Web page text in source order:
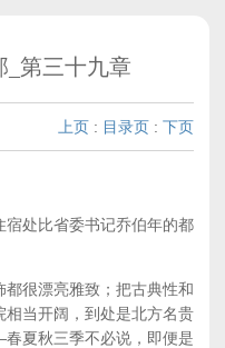
_第三十九章
上页 : 目录页 : 下页
处比省委书记乔伯年的都
很漂亮雅致；把古典性和
当开阔，到处是北方名贵
夏秋三季不必说，即便是